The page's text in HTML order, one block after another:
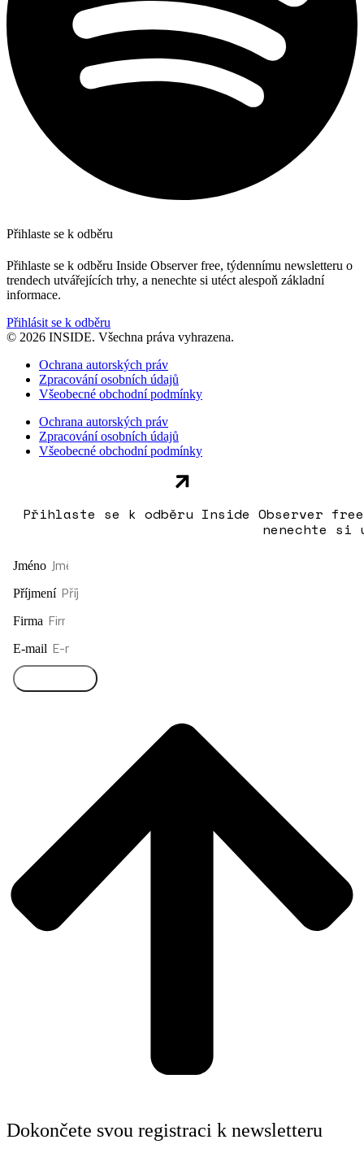
Přihlaste se k odběru
Přihlaste se k odběru Inside Observer free, týdennímu newsletteru o
trendech utvářejících trhy, a nenechte si utéct alespoň základní
informace.
Přihlásit se k odběru
© 2026 INSIDE. Všechna práva vyhrazena.
Ochrana autorských práv
Zpracování osobních údajů
Všeobecné obchodní podmínky
Ochrana autorských práv
Zpracování osobních údajů
Všeobecné obchodní podmínky
Přihlaste se k odběru Inside Observer
nenechte si
Jméno
Příjmení
Firma
E-mail
Dokončete svou registraci k newsletteru